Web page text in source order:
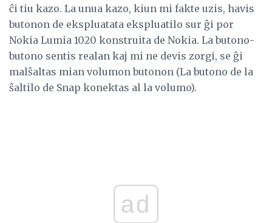
ĉi tiu kazo. La unua kazo, kiun mi fakte uzis, havis
butonon de ekspluatata ekspluatilo sur ĝi por
Nokia Lumia 1020 konstruita de Nokia. La butono-
butono sentis realan kaj mi ne devis zorgi, se ĝi
malŝaltas mian volumon butonon (La butono de la
ŝaltilo de Snap konektas al la volumo).
ad